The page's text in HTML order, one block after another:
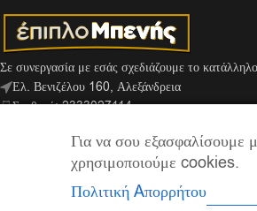
Σε συνεργασία με εσάς σχεδιάζουμε το
Ελ. Βενιζέλου 160, Αλεξάνδρεια
Σταθερό: 2333027114
Viber: 6974159666
info@mpenis.gr
Για να σου εξασφαλίσουμε
χρησιμοποιούμε cookies.
Πολιτική Aπορρήτου